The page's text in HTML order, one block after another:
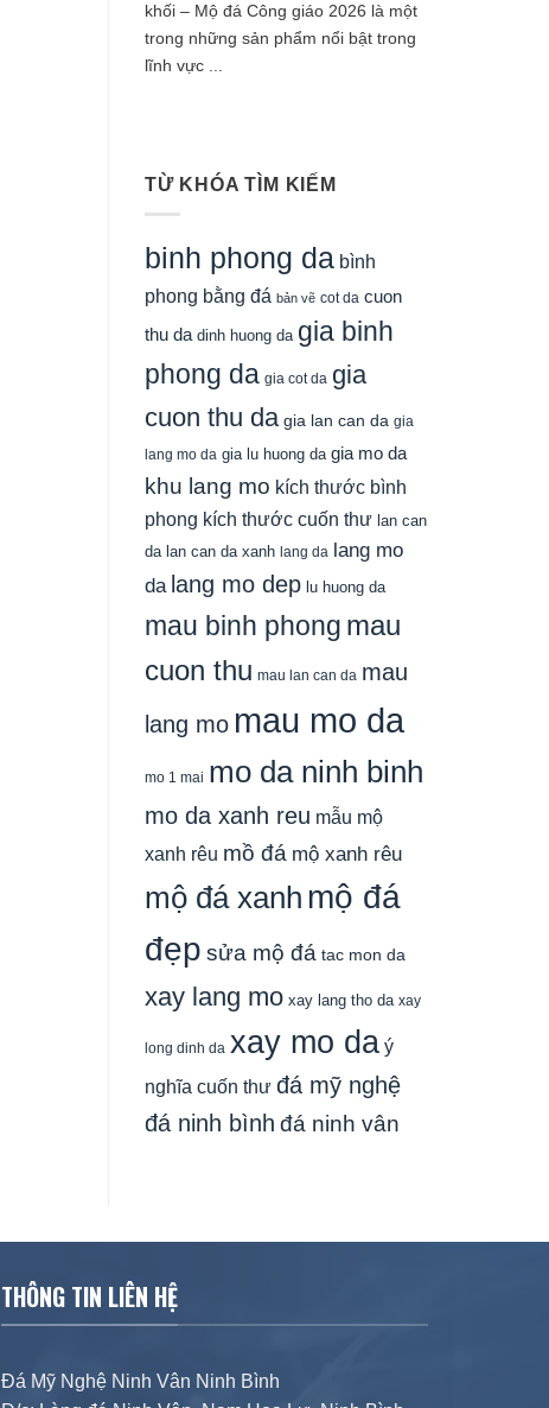
khối – Mộ đá Công giáo 2026 là một
trong những sản phẩm nổi bật trong
lĩnh vực ...
TỪ KHÓA TÌM KIẾM
binh phong da bình
phong bằng đá bản vẽ cot da cuon
thu da dinh huong da gia binh
phong da gia cot da gia
cuon thu da gia lan can da gia
lang mo da gia lu huong da gia mo da
khu lang mo kích thước bình
phong kích thước cuốn thư lan can
da lan can da xanh lang da lang mo
da lang mo dep lu huong da
mau binh phong mau
cuon thu mau lan can da mau
lang mo mau mo da
mo 1 mai mo da ninh binh
mo da xanh reu mẫu mộ
xanh rêu mồ đá mộ xanh rêu
mộ đá xanh mộ đá
đẹp sửa mộ đá tac mon da
xay lang mo xay lang tho da xay
long dinh da xay mo da ý
nghĩa cuốn thư đá mỹ nghệ
đá ninh bình đá ninh vân
THÔNG TIN LIÊN HỆ
Đá Mỹ Nghệ Ninh Vân Ninh Bình